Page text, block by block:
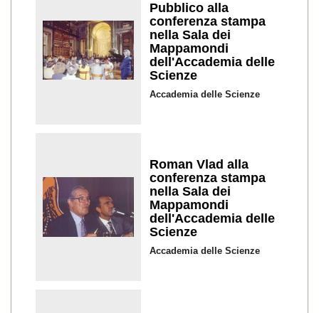
Pubblico alla
conferenza stampa
nella Sala dei
Mappamondi
dell'Accademia delle
Scienze
Accademia delle Scienze
Roman Vlad alla
conferenza stampa
nella Sala dei
Mappamondi
dell'Accademia delle
Scienze
Accademia delle Scienze